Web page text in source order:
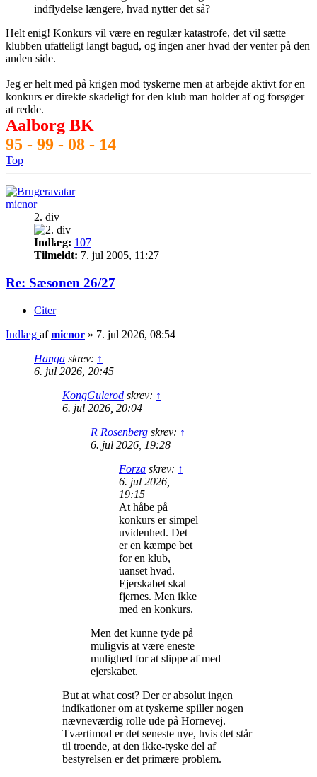
indflydelse længere, hvad nytter det så?
Helt enig! Konkurs vil være en regulær katastrofe, det vil sætte
klubben ufatteligt langt bagud, og ingen aner hvad der venter på den
anden side.
Jeg er helt med på krigen mod tyskerne men at arbejde aktivt for en
konkurs er direkte skadeligt for den klub man holder af og forsøger
at redde.
Aalborg BK
95 - 99 - 08 - 14
Top
micnor
2. div
Indlæg: 107
Tilmeldt: 7. jul 2005, 11:27
Re: Sæsonen 26/27
Citer
Indlæg afmicnor » 7. jul 2026, 08:54
Hanga skrev: ↑
6. jul 2026, 20:45
KongGulerod skrev: ↑
6. jul 2026, 20:04
R Rosenberg skrev: ↑
6. jul 2026, 19:28
Forza skrev: ↑
6. jul 2026,
19:15
At håbe på
konkurs er simpel
uvidenhed. Det
er en kæmpe bet
for en klub,
uanset hvad.
Ejerskabet skal
fjernes. Men ikke
med en konkurs.
Men det kunne tyde på
muligvis at være eneste
mulighed for at slippe af med
ejerskabet.
But at what cost? Der er absolut ingen
indikationer om at tyskerne spiller nogen
nævneværdig rolle ude på Hornevej.
Tværtimod er det seneste nye, hvis det står
til troende, at den ikke-tyske del af
bestyrelsen er det primære problem.